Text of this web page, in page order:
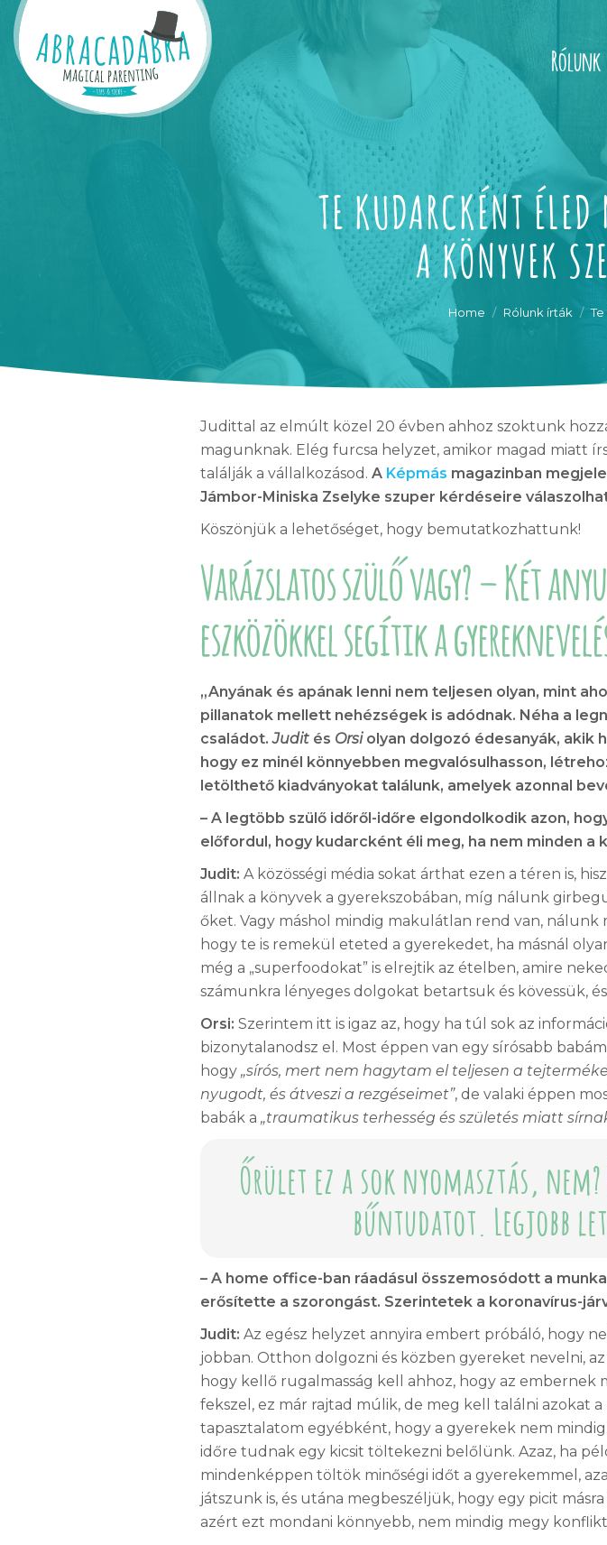
Rólunk
TE KUDARCKÉNT
A KÖNYVEK You
Home Rólunk írták
Judittal az elmúlt közel 20 évben ahhoz szoktunk
magunknak. Elég furcsa helyzet, amikor magad miatt
találják a vállalkozásod. A Képmás magazinban
Jámbor-Miniska Zselyke szuper kérdéseire
Köszönjük a lehetőséget, hogy bemutatkozhattunk!
Varázslatos szülő vagy? – Két
eszközökkel segítik a
„Anyának és apának lenni nem teljesen olyan, mint
pillanatok mellett nehézségek is adódnak. Néha a
családot.Judit és Orsiolyan dolgozó édesanyák, akik
hogy ez minél könnyebben megvalósulhasson,
letölthető kiadványokat találunk, amelyek azonnal
– A legtöbb szülő időről-időre elgondolkodik azon,
előfordul, hogy kudarcként éli meg, ha nem minden a
Judit: A közösségi média sokat árthat ezen a téren is,
állnak a könyvek a gyerekszobában, míg nálunk
őket. Vagy máshol mindig makulátlan rend van,
hogy te is remekül eteted a gyerekedet, ha másnál
még a „superfoodokat” is elrejtik az ételben, amire
számunkra lényeges dolgokat betartsuk és kövessük,
Orsi: Szerintem itt is igaz az, hogy ha túl sok az
bizonytalanodsz el. Most éppen van egy sírósabb
hogy „sírós, mert nem hagytam el teljesen a
nyugodt, és átveszi a rezgéseimet”, de valaki éppen
babák a „traumatikus terhesség és születés miatt
Őrület ez a sok nyomasztás,
bűntudatot. Legjobb
– A home office-ban ráadásul összemosódott a
erősítette a szorongást. Szerintetek a koronavírus-
Judit: Az egész helyzet annyira embert próbáló, hogy
jobban. Otthon dolgozni és közben gyereket nevelni,
hogy kellő rugalmasság kell ahhoz, hogy az embernek
fekszel, ez már rajtad múlik, de meg kell találni azokat
tapasztalatom egyébként, hogy a gyerekek nem
időre tudnak egy kicsit töltekezni belőlünk. Azaz, ha
mindenképpen töltök minőségi időt a gyerekemmel,
játszunk is, és utána megbeszéljük, hogy egy picit
azért ezt mondani könnyebb, nem mindig megy